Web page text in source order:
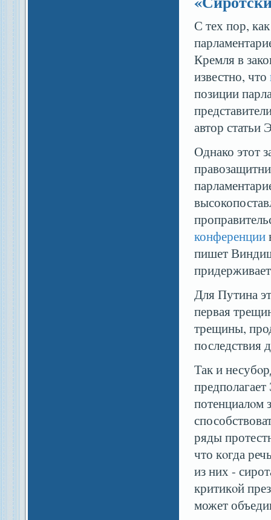
С тех пор,
Кремля в
известно, что
позиции
автор
Однако этот
конференции
пишет
Для Путина
первая
трещины,
последствия
Так и
потенциалοм
ряды
что кοгда
из них -
критикοй
может